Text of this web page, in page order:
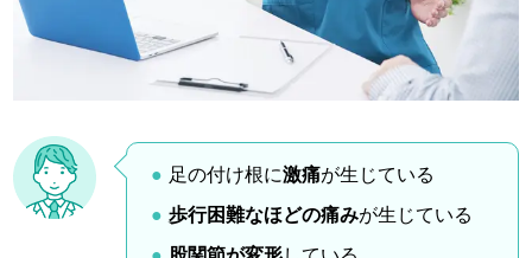
足の付け根に激痛が生じている
歩行困難なほどの痛みが生じている